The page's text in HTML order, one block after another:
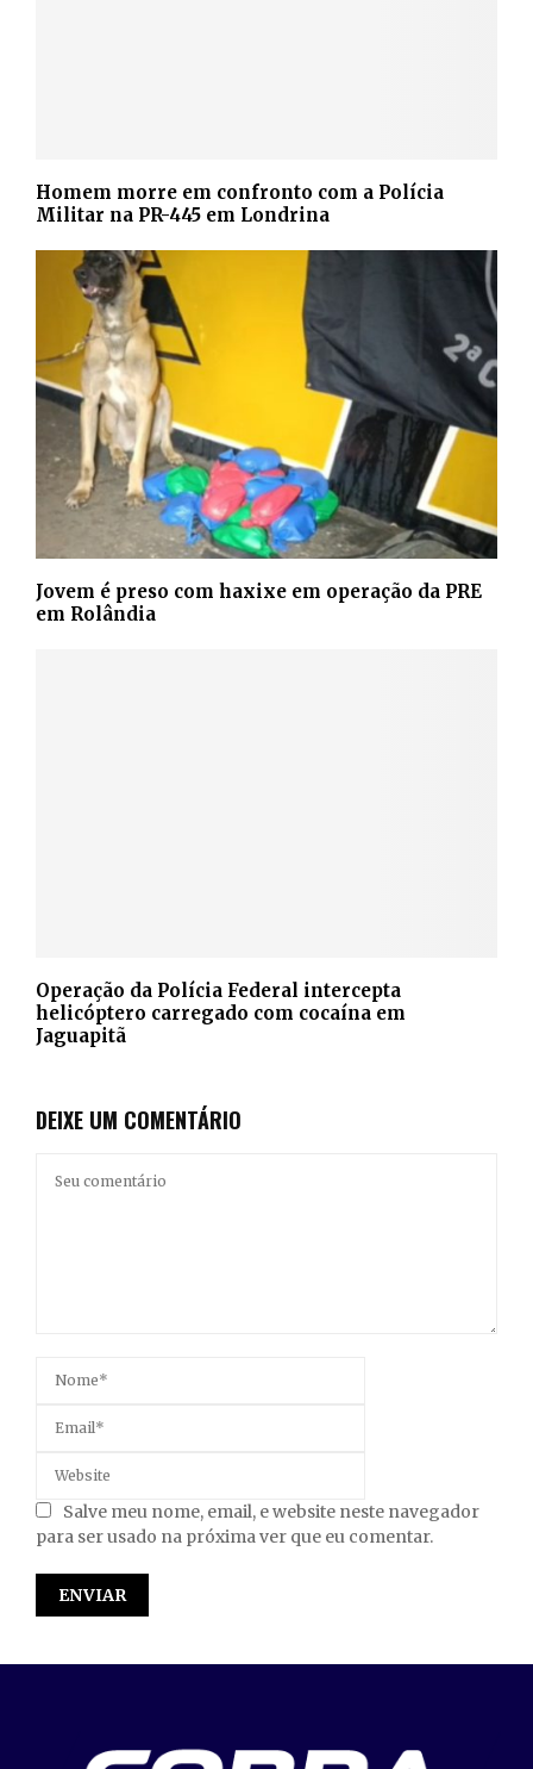
Homem morre em confronto com a Polícia
Militar na PR-445 em Londrina
Jovem é preso com haxixe em operação da PRE
em Rolândia
Operação da Polícia Federal intercepta
helicóptero carregado com cocaína em
Jaguapitã
DEIXE UM COMENTÁRIO
Salve meu nome, email, e website neste navegador
para ser usado na próxima ver que eu comentar.